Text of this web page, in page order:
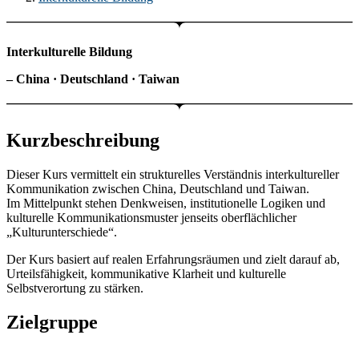
Interkulturelle Bildung
– China · Deutschland · Taiwan
Kurzbeschreibung
Dieser Kurs vermittelt ein strukturelles Verständnis interkultureller
Kommunikation zwischen China, Deutschland und Taiwan.
Im Mittelpunkt stehen Denkweisen, institutionelle Logiken und
kulturelle Kommunikationsmuster jenseits oberflächlicher
„Kulturunterschiede“.
Der Kurs basiert auf realen Erfahrungsräumen und zielt darauf ab,
Urteilsfähigkeit, kommunikative Klarheit und kulturelle
Selbstverortung zu stärken.
Zielgruppe